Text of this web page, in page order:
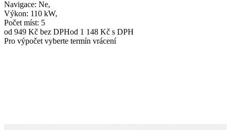
Navigace: Ne,
Výkon: 110 kW,
Počet míst: 5
od 949 Kč bez DPHod 1 148 Kč s DPH
Pro výpočet vyberte termín vrácení